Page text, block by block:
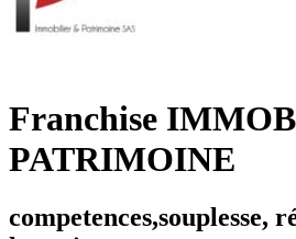
Franchise
PATRIMOINE
competences,souplesse,